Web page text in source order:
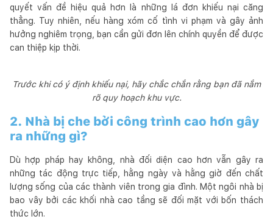
quyết vấn đề hiệu quả hơn là những lá đơn khiếu nại căng
thẳng. Tuy nhiên, nếu hàng xóm cố tình vi phạm và gây ảnh
hưởng nghiêm trọng, bạn cần gửi đơn lên chính quyền để được
can thiệp kịp thời.
Trước khi có ý định khiếu nại, hãy chắc chắn rằng bạn đã nắm
rõ quy hoạch khu vực.
2. Nhà bị che bởi công trình cao hơn gây
ra những gì?
Dù hợp pháp hay không, nhà đối diện cao hơn vẫn gây ra
những tác động trực tiếp, hằng ngày và hằng giờ đến chất
lượng sống của các thành viên trong gia đình. Một ngôi nhà bị
bao vây bởi các khối nhà cao tầng sẽ đối mặt với bốn thách
thức lớn.